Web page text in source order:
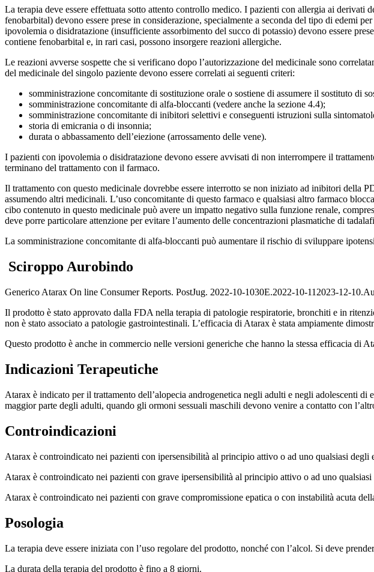
La terapia deve essere effettuata sotto attento controllo medico. I pazienti con allergia ai
fenobarbital) devono essere prese in considerazione, specialmente a seconda del tipo di edemi
ipovolemia o disidratazione (insufficiente assorbimento del succo di potassio) devono essere
contiene fenobarbital e, in rari casi, possono insorgere reazioni allergiche.
Le reazioni avverse sospette che si verificano dopo l’autorizzazione del medicinale sono
del medicinale del singolo paziente devono essere correlati ai seguenti criteri:
somministrazione concomitante di sostituzione orale o sostiene di assumere il sostituto di
somministrazione concomitante di alfa-bloccanti (vedere anche la sezione 4.4);
somministrazione concomitante di inibitori selettivi e conseguenti istruzioni sulla
storia di emicrania o di insonnia;
durata o abbassamento dell’eiezione (arrossamento delle vene).
I pazienti con ipovolemia o disidratazione devono essere avvisati di non interrompere il
terminano del trattamento con il farmaco.
Il trattamento con questo medicinale dovrebbe essere interrotto se non iniziato ad inibitori della
assumendo altri medicinali. L’uso concomitante di questo farmaco e qualsiasi altro farmaco
cibo contenuto in questo medicinale può avere un impatto negativo sulla funzione renale,
deve porre particolare attenzione per evitare l’aumento delle concentrazioni plasmatiche di
La somministrazione concomitante di alfa-bloccanti può aumentare il rischio di sviluppare
Sciroppo Aurobindo
Generico Atarax On line Consumer Reports. PostJug. 2022-10-1030E.2022-10-11 2023-12-10.
Il prodotto è stato approvato dalla FDA nella terapia di patologie respiratorie, bronchiti e in
non è stato associato a patologie gastrointestinali. L’efficacia di Atarax è stata ampiamente
Questo prodotto è anche in commercio nelle versioni generiche che hanno la stessa efficacia di
Indicazioni Terapeutiche
Atarax è indicato per il trattamento dell’alopecia androgenetica negli adulti e negli adolescenti
maggior parte degli adulti, quando gli ormoni sessuali maschili devono venire a contatto con
Controindicazioni
Atarax è controindicato nei pazienti con ipersensibilità al principio attivo o ad uno qualsiasi degli
Atarax è controindicato nei pazienti con grave ipersensibilità al principio attivo o ad uno
Atarax è controindicato nei pazienti con grave compromissione epatica o con instabilità acuta
Posologia
La terapia deve essere iniziata con l’uso regolare del prodotto, nonché con l’alcol. Si deve
La durata della terapia del prodotto è fino a 8 giorni.